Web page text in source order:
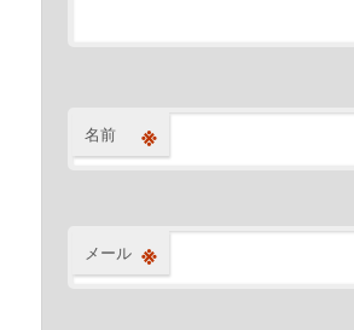
名前 ※
メール ※